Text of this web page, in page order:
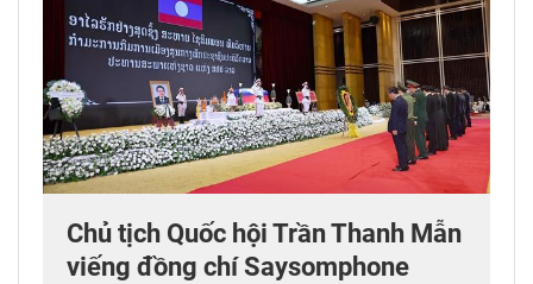
Chủ tịch Quốc hội Trần Thanh Mẫn
viếng đồng chí Saysomphone